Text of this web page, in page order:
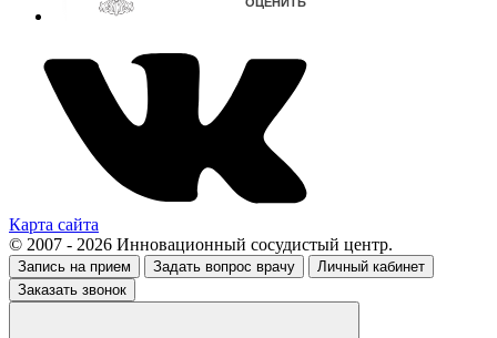
Карта сайта
© 2007 - 2026 Инновационный сосудистый центр.
Запись на прием Задать вопрос врачу
Личный кабинет
Заказать звонок